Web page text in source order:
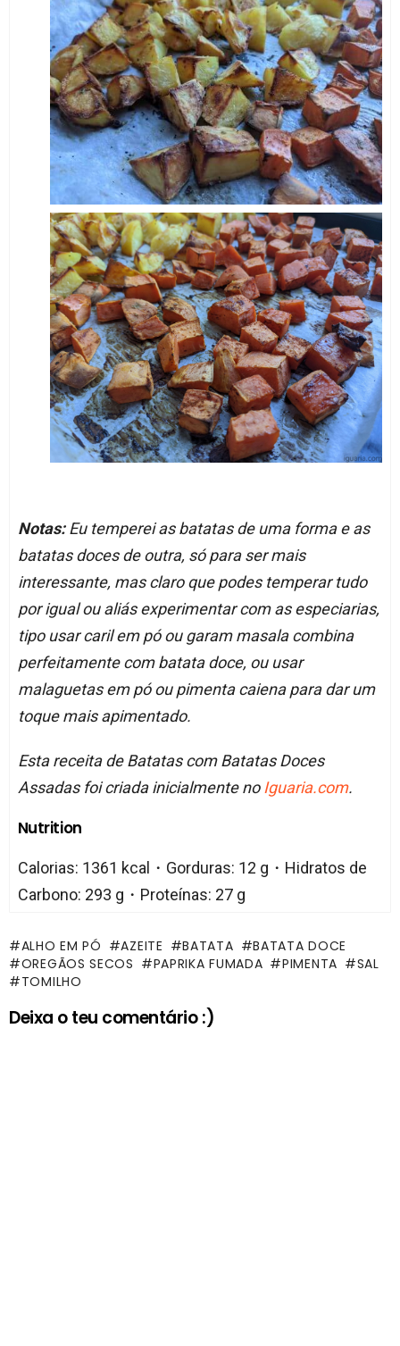
Notas:Eu temperei as batatas de uma forma e as
batatas doces de outra, só para ser mais
interessante, mas claro que podes temperar tudo
por igual ou aliás experimentar com as especiarias,
tipo usar caril em pó ou garam masala combina
perfeitamente com batata doce, ou usar
malaguetas em pó ou pimenta caiena para dar um
toque mais apimentado.
Esta receita de Batatas com Batatas Doces
Assadas foi criada inicialmente no Iguaria.com.
Nutrition
Calorias: 1361 kcal・Gorduras: 12 g・Hidratos de
Carbono: 293 g・Proteínas: 27 g
ALHO EM PÓ AZEITE BATATA
BATATA DOCE
OREGÃOS SECOS
PAPRIKA FUMADA PIMENTA
SAL
TOMILHO
Deixa o teu comentário :)